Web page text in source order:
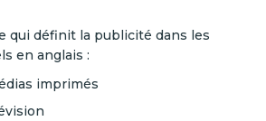
qui définit la publicité dans les
en anglais :
imprimés